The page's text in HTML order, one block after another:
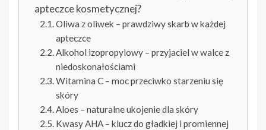
apteczce kosmetycznej?
Oliwa z oliwek – prawdziwy skarb w każdej
apteczce
Alkohol izopropylowy – przyjaciel w walce z
niedoskonałościami
Witamina C – moc przeciwko starzeniu się
skóry
Aloes – naturalne ukojenie dla skóry
Kwasy AHA – klucz do gładkiej i promiennej